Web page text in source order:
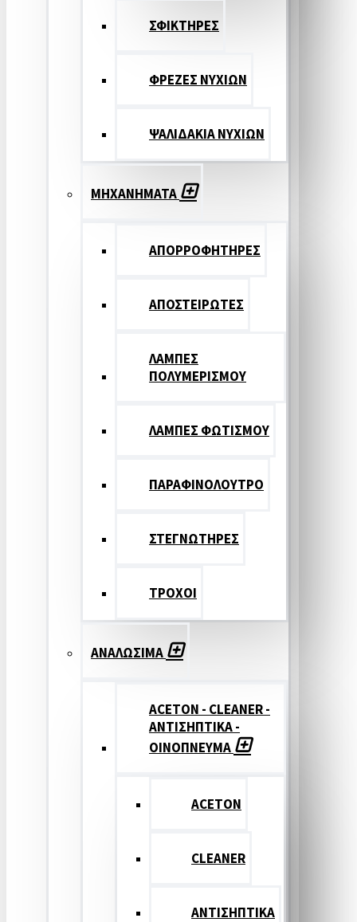
ΣΦΙΚΤΗΡΕΣ
ΦΡΕΖΕΣ ΝΥΧΙΩΝ
ΨΑΛΙΔΑΚΙΑ ΝΥΧΙΩΝ
ΜΗΧΑΝΗΜΑΤΑ
ΑΠΟΡΡΟΦΗΤΗΡΕΣ
ΑΠΟΣΤΕΙΡΩΤΕΣ
ΛΑΜΠΕΣ
ΠΟΛΥΜΕΡΙΣΜΟΥ
ΛΑΜΠΕΣ ΦΩΤΙΣΜΟΥ
ΠΑΡΑΦΙΝΟΛΟΥΤΡΟ
ΣΤΕΓΝΩΤΗΡΕΣ
ΤΡΟΧΟΙ
ΑΝΑΛΩΣΙΜΑ
ACETON - CLEANER -
ΑΝΤΙΣΗΠΤΙΚΑ -
ΟΙΝΟΠΝΕΥΜΑ
ACETON
CLEANER
ΑΝΤΙΣΗΠΤΙΚΑ